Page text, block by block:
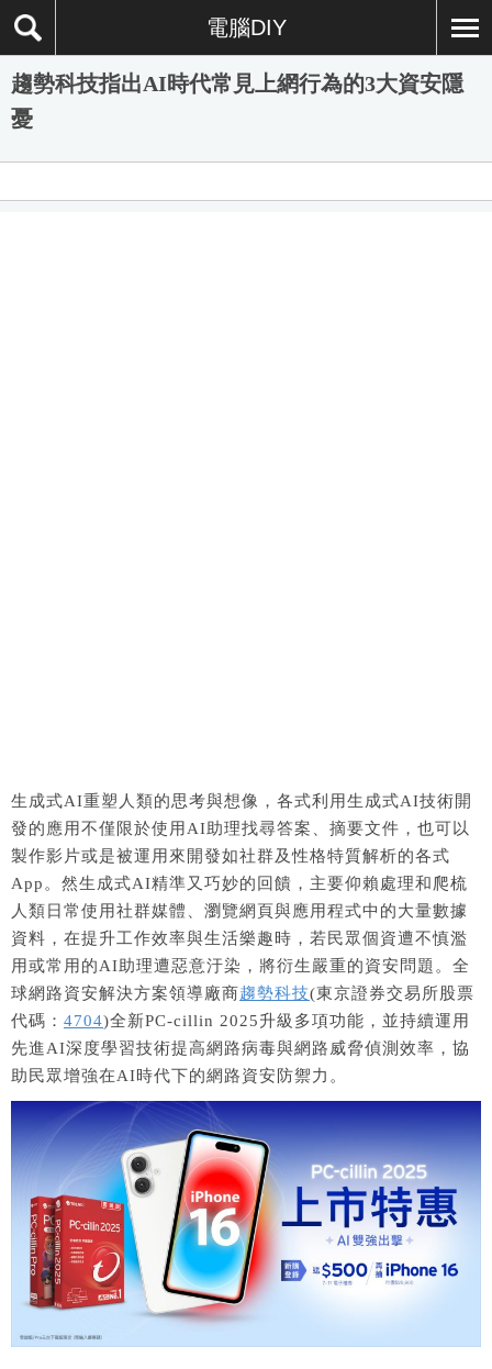
電腦DIY
趨勢科技指出AI時代常見上網行為的3大資安隱
憂
生成式AI重塑人類的思考與想像，各式利用生成式AI技術開
發的應用不僅限於使用AI助理找尋答案、摘要文件，也可以
製作影片或是被運用來開發如社群及性格特質解析的各式
App。然生成式AI精準又巧妙的回饋，主要仰賴處理和爬梳
人類日常使用社群媒體、瀏覽網頁與應用程式中的大量數據
資料，在提升工作效率與生活樂趣時，若民眾個資遭不慎濫
用或常用的AI助理遭惡意汙染，將衍生嚴重的資安問題。全
球網路資安解決方案領導廠商趨勢科技(東京證券交易所股票
代碼： 4704)全新PC-cillin 2025升級多項功能，並持續運用
先進AI深度學習技術提高網路病毒與網路威脅偵測效率，協
助民眾增強在AI時代下的網路資安防禦力。